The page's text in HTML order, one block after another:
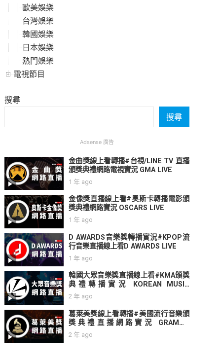
歐美娛樂
台灣娛樂
韓國娛樂
日本娛樂
熱門娛樂
電視節目
搜尋
搜尋
Adsense 廣告
金曲獎線上看轉播#台視/LINE TV 直播
頒獎典禮網路電視實況 GMA LIVE
1 年 ago
金像獎直播線上看#奧斯卡轉播電影頒
獎典禮網路實況 OSCARS LIVE
1 年 ago
D AWARDS音樂獎轉播實況#KPOP流
行音樂直播線上看D AWARDS LIVE
1 年 ago
韓國大眾音樂獎直播線上看#KMA頒獎
典禮轉播實況 KOREAN MUSIC
AWARDS LIVE
2 年 ago
葛萊美獎線上看轉播#美國流行音樂頒
獎典禮直播網路實況 GRAMMY
AWARD LIVE
2 年 ago